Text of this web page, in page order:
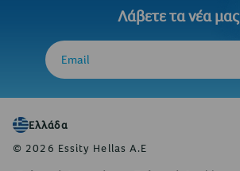
Λάβετε τα νέα μας
Email
Ελλάδα
© 2026 Essity Hellas A.E